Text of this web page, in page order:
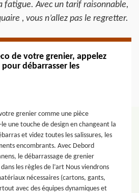
fatigue. Avec un tarif raisonnable,
, vous n’allez pas le regretter.
de votre grenier, appelez
débarrasser les
grenier comme une pièce
une touche de design en changeant la
et videz toutes les salissures, les
encombrants. Avec Debord
le débarrassage de grenier
les règles de l’art Nous viendrons
nécessaires (cartons, gants,
avec des équipes dynamiques et